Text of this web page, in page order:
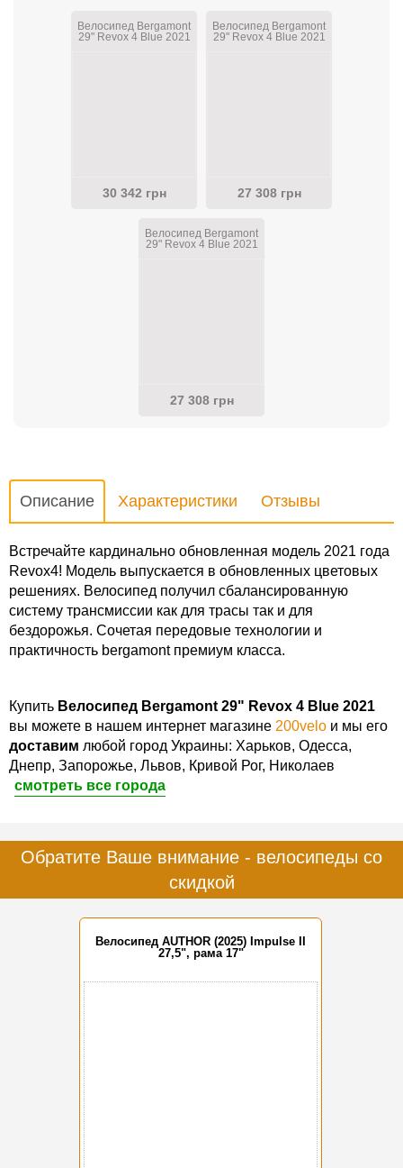
Велосипед Bergamont
29" Revox 4 Blue 2021
30 342 грн
Велосипед Bergamont
29" Revox 4 Blue 2021
27 308 грн
Велосипед Bergamont
29" Revox 4 Blue 2021
27 308 грн
Описание Характеристики Отзывы
Встречайте кардинально обновленная модель 2021 года
Revox4! Модель выпускается в обновленных цветовых
решениях. Велосипед получил сбалансированную
систему трансмиссии как для трасы так и для
бездорожья. Сочетая передовые технологии и
практичность bergamont премиум класса.
Купить Велосипед Bergamont 29" Revox 4 Blue 2021
вы можете в нашем интернет магазине 200velo и мы его
доставим любой город Украины: Харьков, Одесса,
Днепр, Запорожье, Львов, Кривой Рог, Николаев
смотреть все города
Обратите Ваше внимание - велосипеды со
скидкой
Велосипед AUTHOR (2025) Impulse II
27,5", рама 17"